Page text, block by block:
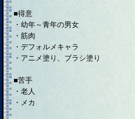
■得意
・幼年～青年の男女
・筋肉
・デフォルメキャラ
・アニメ塗り、ブラシ塗り
■苦手
・老人
・メカ